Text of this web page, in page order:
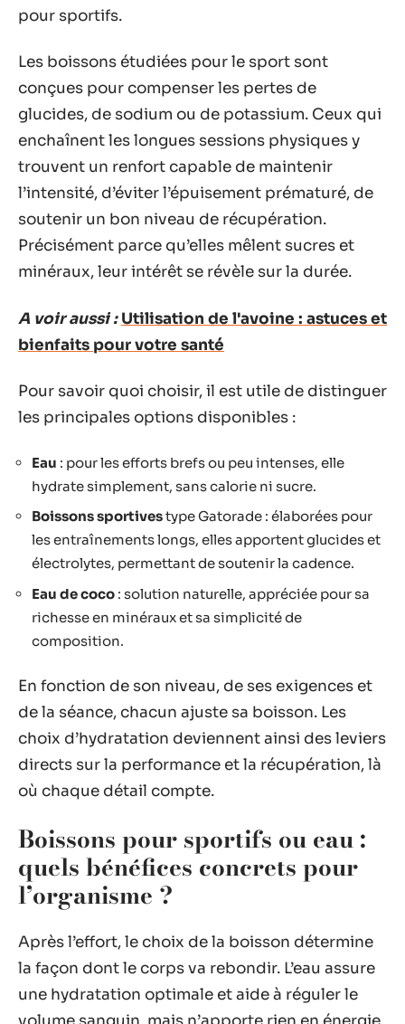
pour sportifs.
Les boissons étudiées pour le sport sont
conçues pour compenser les pertes de
glucides, de sodium ou de potassium. Ceux qui
enchaînent les longues sessions physiques y
trouvent un renfort capable de maintenir
l’intensité, d’éviter l’épuisement prématuré, de
soutenir un bon niveau de récupération.
Précisément parce qu’elles mêlent sucres et
minéraux, leur intérêt se révèle sur la durée.
A voir aussi : Utilisation de l'avoine : astuces et
bienfaits pour votre santé
Pour savoir quoi choisir, il est utile de distinguer
les principales options disponibles :
Eau : pour les efforts brefs ou peu intenses, elle
hydrate simplement, sans calorie ni sucre.
Boissons sportivestype Gatorade : élaborées pour
les entraînements longs, elles apportent glucides et
électrolytes, permettant de soutenir la cadence.
Eau de coco : solution naturelle, appréciée pour sa
richesse en minéraux et sa simplicité de
composition.
En fonction de son niveau, de ses exigences et
de la séance, chacun ajuste sa boisson. Les
choix d’hydratation deviennent ainsi des leviers
directs sur la performance et la récupération, là
où chaque détail compte.
Boissons pour sportifs ou eau :
quels bénéfices concrets pour
l’organisme ?
Après l’effort, le choix de la boisson détermine
la façon dont le corps va rebondir. L’eau assure
une hydratation optimale et aide à réguler le